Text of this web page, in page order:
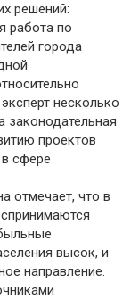
решений:
работа по
города
несколько
законодательная
проектов
в сфере
отмечает, что в
высок, и
направление.